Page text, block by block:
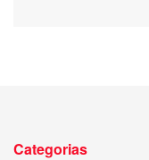
Categorias